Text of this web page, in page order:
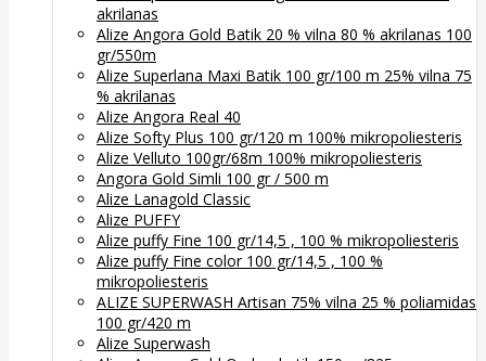
akrilanas
Alize Angora Gold Batik 20 % vilna 80 % akrilanas 100
gr/550m
Alize Superlana Maxi Batik 100 gr/100 m 25% vilna 75
% akrilanas
Alize Angora Real 40
Alize Softy Plus 100 gr/120 m 100% mikropoliesteris
Alize Velluto 100gr/68m 100% mikropoliesteris
Angora Gold Simli 100 gr / 500 m
Alize Lanagold Classic
Alize PUFFY
Alize puffy Fine 100 gr/14,5 , 100 % mikropoliesteris
Alize puffy Fine color 100 gr/14,5 , 100 %
mikropoliesteris
ALIZE SUPERWASH Artisan 75% vilna 25 % poliamidas
100 gr/420 m
Alize Superwash